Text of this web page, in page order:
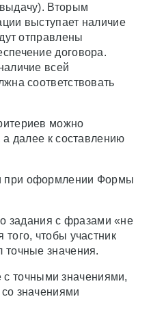
Вторым
выступает наличие
отправлены
договора.
всей
соответствовать
можно
а далее к составлению
при оформлении Формы
с фразами «не
чтобы участник
точные значения.
точными значениями,
значениями